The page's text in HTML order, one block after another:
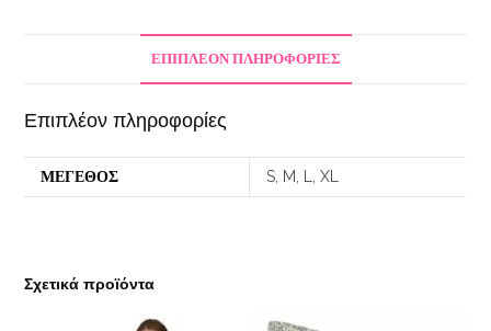
ΕΠΙΠΛΈΟΝ ΠΛΗΡΟΦΟΡΊΕΣ
Επιπλέον πληροφορίες
ΜΕΓΕΘΟΣ S, M, L, XL
Σχετικά προϊόντα